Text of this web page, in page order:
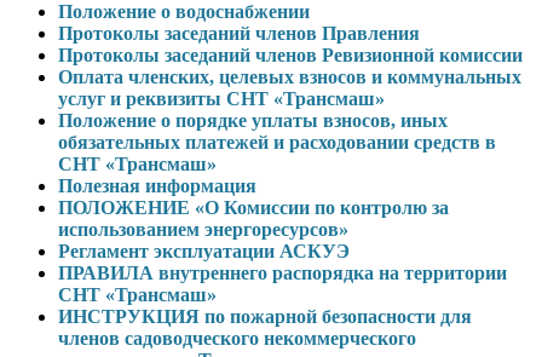
Положение о водоснабжении
Протоколы заседаний членов Правления
Протоколы заседаний членов Ревизионной комиссии
Оплата членских, целевых взносов и коммунальных
услуг и реквизиты СНТ «Трансмаш»
Положение о порядке уплаты взносов, иных
обязательных платежей и расходовании средств в
СНТ «Трансмаш»
Полезная информация
ПОЛОЖЕНИЕ «О Комиссии по контролю за
использованием энергоресурсов»
Регламент эксплуатации АСКУЭ
ПРАВИЛА внутреннего распорядка на территории
СНТ «Трансмаш»
ИНСТРУКЦИЯ по пожарной безопасности для
членов садоводческого некоммерческого